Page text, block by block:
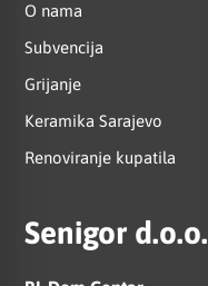
O nama
Subvencija
Grijanje
Keramika Sarajevo
Renoviranje kupatila
Senigor d.o.o.